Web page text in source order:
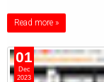
Read more »
01
Dec
2023